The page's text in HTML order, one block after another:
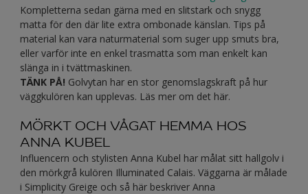
Kompletterna sedan gärna med en slitstark och snygg
matta för den där lite extra ombonade känslan. Tips på
material kan vara naturmaterial som suger upp smuts bra,
eller varför inte en enkel trasmatta som man enkelt kan
slänga in i tvättmaskinen.
TÄNK PÅ! Golvytan har en stor genomslagskraft på hur
väggkulören kan upplevas. Läs mer om det här.
MÖRKT OCH VÅGAT HEMMA HOS
ANNA KUBEL
Influencern och stylisten Anna Kubel har målat sitt hallgolv i
den mörkgrå kulören Illuminated Calais. Väggarna är målade
i Simplicity Greige och så här beskriver Anna